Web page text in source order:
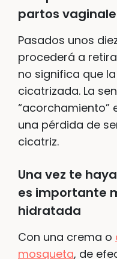
partos
Pasados unos
procederá a
no significa que
cicatrizada. La
“acorchamiento”
una pérdida de
cicatriz.
Una vez te
es importante
hidratada
Con una crema o
mosqueta, de